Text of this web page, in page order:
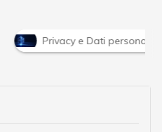
Privacy e Dati personali